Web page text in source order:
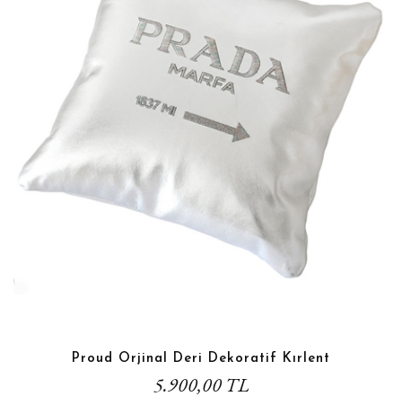
Proud Orjinal Deri Dekoratif Kırlent
5.900,00 TL